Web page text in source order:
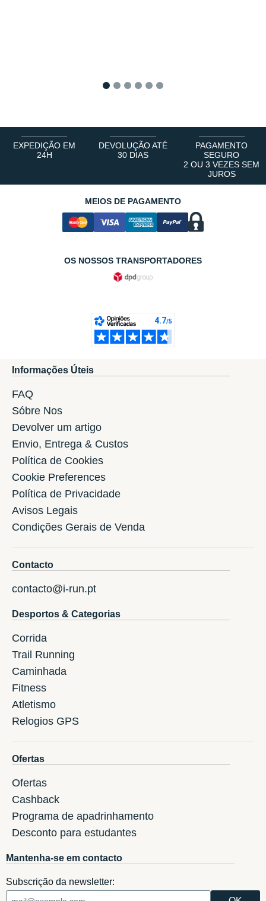
EXPEDIÇÃO EM
24H
DEVOLUÇÃO ATÉ
30 DIAS
PAGAMENTO
SEGURO
2 OU 3 VEZES SEM
JUROS
MEIOS DE PAGAMENTO
OS NOSSOS TRANSPORTADORES
Informações Úteis
FAQ
Sóbre Nos
Devolver um artigo
Envio, Entrega & Custos
Política de Cookies
Cookie Preferences
Política de Privacidade
Avisos Legais
Condições Gerais de Venda
Contacto
contacto@i-run.pt
Desportos & Categorias
Corrida
Trail Running
Caminhada
Fitness
Atletismo
Relogios GPS
Ofertas
Ofertas
Cashback
Programa de apadrinhamento
Desconto para estudantes
Mantenha-se em contacto
Subscrição da newsletter: